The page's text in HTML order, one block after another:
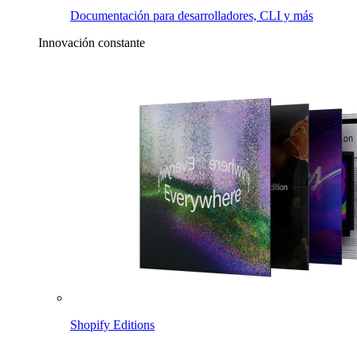
Documentación para desarrolladores, CLI y más
Innovación constante
Shopify Editions